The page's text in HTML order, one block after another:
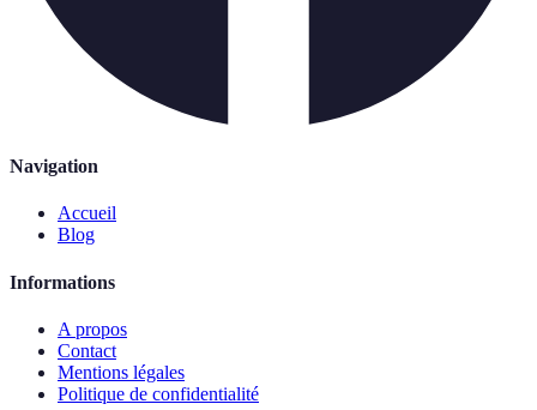
Navigation
Accueil
Blog
Informations
A propos
Contact
Mentions légales
Politique de confidentialité